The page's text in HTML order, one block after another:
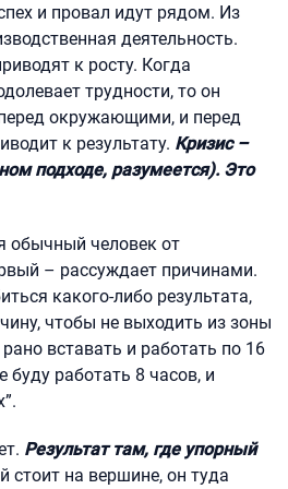
и провал идут рядом. Из
деятельность.
к росту. Когда
трудности, то он
окружающими, и перед
к результату. Кризис –
подходе, разумеется). Это
обычный человек от
– рассуждает причинами.
какого-либо результата,
чтобы не выходить из зоны
вставать и работать по 16
буду работать 8 часов, и
Результат там, где упорный
стоит на вершине, он туда